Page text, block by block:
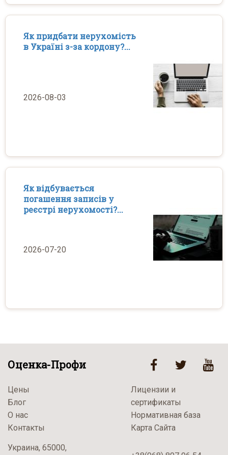
Як придбати нерухомість
в Україні з-за кордону?...
2026-08-03
Як відбувається
погашення записів у
реєстрі нерухомості?...
2026-07-20
Оценка-Профи
Цены
Блог
О нас
Контакты
Лицензии и
сертификаты
Нормативная база
Карта Сайта
Украина, 65000,